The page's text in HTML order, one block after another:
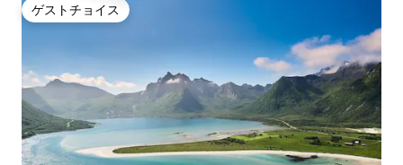
ゲストチョイス
ゲストチョイス